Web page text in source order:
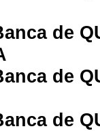
de
de
de